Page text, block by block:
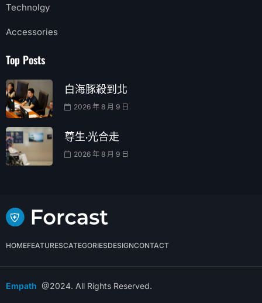
Technolgy
Accessories
Top Posts
白海豚殺到北
2026 年 8 月 9 日
尊生·光合走
2026 年 8 月 9 日
HOMEFEATURESCATEGORIESDESIGNCONTACT
Empath @2024. All Rights Reserved.